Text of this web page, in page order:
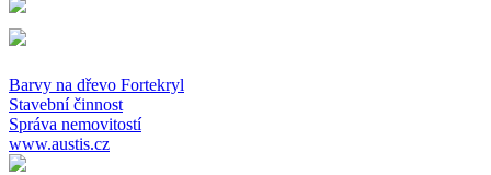
Barvy na dřevo Fortekryl
Stavební činnost
Správa nemovitostí
www.austis.cz